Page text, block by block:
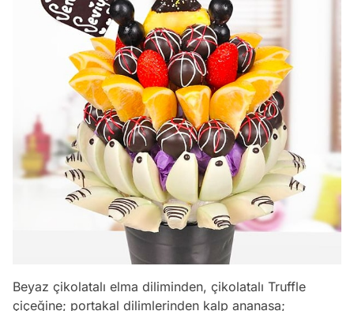
Beyaz çikolatalı elma diliminden, çikolatalı Truffle
çiçeğine; portakal dilimlerinden kalp ananasa;